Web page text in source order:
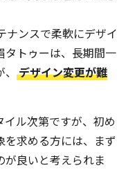
ナンスで柔軟にデザイ
タトゥーは、長期間一
デザイン変更が難
ル次第ですが、初め
求める方には、まず
良いと考えられま